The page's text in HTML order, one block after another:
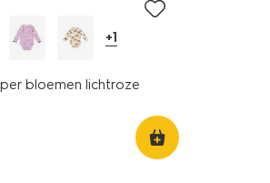
+1
bloemen lichtroze